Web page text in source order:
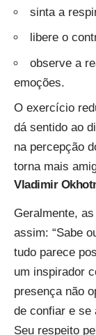
sinta a
libere o
observe a
emoções.
O exercício
dá sentido ao
na percepção
torna mais
Vladimir
Geralmente,
assim: “Sabe
tudo parece
um inspirador
presença não
de confiar e se
Seu respeito